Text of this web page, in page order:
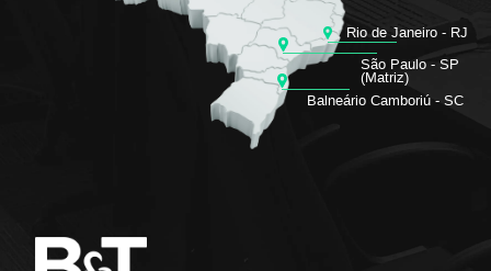
Rio de Janeiro - RJ
São Paulo - SP
Balneário Camboriú - SC